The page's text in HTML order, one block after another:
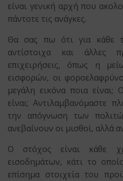
είναι γενική αρχή που
πάντοτε τις ανάγκες.
Θα σας πω ότι για κάθε
αντίστοιχα και άλλες
επιχειρήσεις, όπως η
εισφορών, οι
μεγάλη εικόνα ποια
είναι; Αντιλαμβανόμαστε
την απόγνωση των
ανεβαίνουν οι μισθοί, αλλά
Ο στόχος είναι κάθε
εισοδημάτων, κάτι το
επίσημα στοιχεία του